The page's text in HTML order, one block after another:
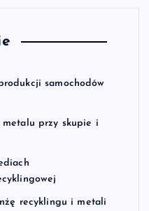
samochodów
metalu przy skupie i
recyklingu i metali